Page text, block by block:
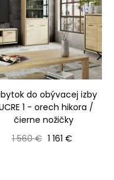
do obývacej izby
1 - orech hikora /
čierne nožičky
Bežná cena
1 560 € Cena
1 161 €
›